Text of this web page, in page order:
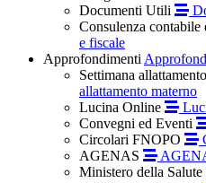
Documenti Utili
Consulenza contabile
e fiscale
Approfondimenti
Settimana
allattamento materno
Lucina Online
Convegni ed Eventi
Circolari FNOPO
AGENAS
Ministero della Salute